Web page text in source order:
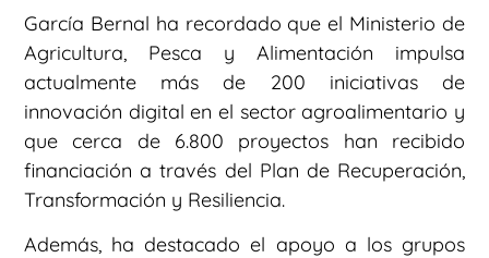
García Bernal ha recordado que el Ministerio de
Agricultura, Pesca y Alimentación impulsa
actualmente más de 200 iniciativas de
innovación digital en el sector agroalimentario y
que cerca de 6.800 proyectos han recibido
financiación a través del Plan de Recuperación,
Transformación y Resiliencia.
Además, ha destacado el apoyo a los grupos